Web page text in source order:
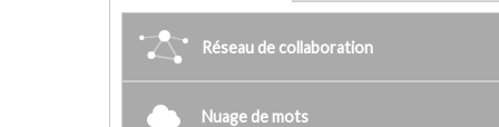
Réseau de collaboration
Nuage de mots